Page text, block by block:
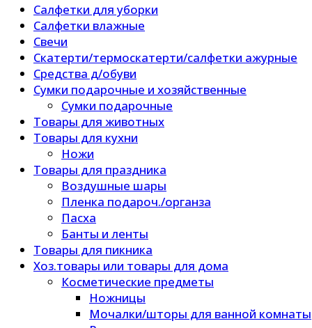
Салфетки для уборки
Салфетки влажные
Свечи
Скатерти/термоскатерти/салфетки ажурные
Средства д/обуви
Сумки подарочные и хозяйственные
Сумки подарочные
Товары для животных
Товары для кухни
Ножи
Товары для праздника
Воздушные шары
Пленка подароч./органза
Пасха
Банты и ленты
Товары для пикника
Хоз.товары или товары для дома
Косметические предметы
Ножницы
Мочалки/шторы для ванной комнаты